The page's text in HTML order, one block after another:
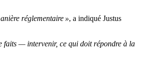
réglementaire », a indiqué Justus
faits — intervenir, ce qui doit répondre à la